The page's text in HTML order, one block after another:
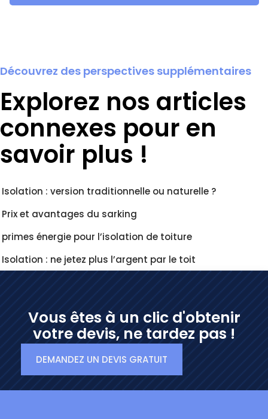
Découvrez des perspectives supplémentaires
Explorez nos articles
connexes pour en
savoir plus !
Isolation : version traditionnelle ou naturelle ?
Prix et avantages du sarking
primes énergie pour l’isolation de toiture
Isolation : ne jetez plus l’argent par le toit
Vous êtes à un clic d'obtenir
votre devis, ne tardez pas !
DEMANDEZ UN DEVIS GRATUIT